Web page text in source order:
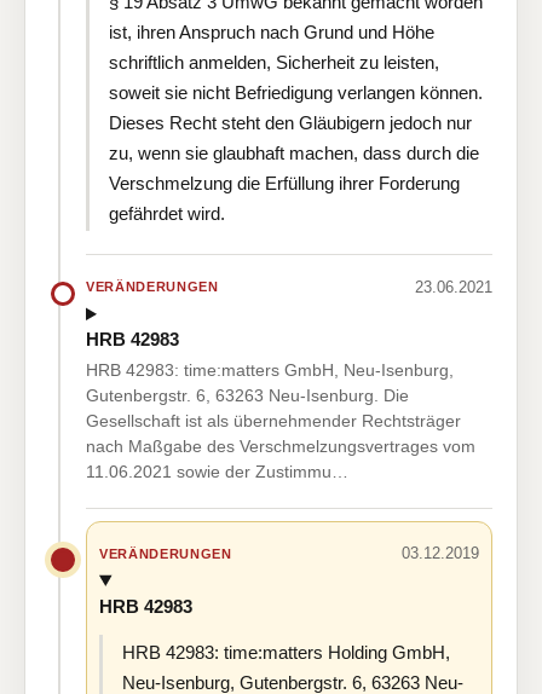
ist, ihren Anspruch nach Grund und Höhe
schriftlich anmelden, Sicherheit zu leisten,
soweit sie nicht Befriedigung verlangen können.
Dieses Recht steht den Gläubigern jedoch nur
zu, wenn sie glaubhaft machen, dass durch die
Verschmelzung die Erfüllung ihrer Forderung
gefährdet wird.
VERÄNDERUNGEN 23.06.2021
HRB 42983
HRB 42983: time:matters GmbH, Neu-Isenburg,
Gutenbergstr. 6, 63263 Neu-Isenburg. Die
Gesellschaft ist als übernehmender Rechtsträger
nach Maßgabe des Verschmelzungsvertrages vom
11.06.2021 sowie der Zustimmu…
VERÄNDERUNGEN 03.12.2019
HRB 42983
HRB 42983: time:matters Holding GmbH,
Neu-Isenburg, Gutenbergstr. 6, 63263 Neu-